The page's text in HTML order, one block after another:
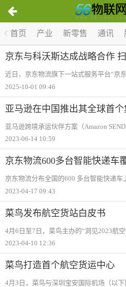
首页 产业 新零售 通讯
京东与科沃斯达成战略合作
体！
近日，京东物流旗下一站式服务平台“京
合作，在扫地机器人领域率先推出“送装
2025-10-01 09:46
亚马逊在中国推出其全球首
流解决方案
亚马逊跨境承运伙伴方案（Amazon
是亚马逊推出的全球首个集成第三方跨境
式，并面向中国、
2023-06-14 10:59
京东物流600多台智能快递车
京东物流分布全国的600 多台智能快递
化实现“揽派一体“的功能型无人车。京东
可用的
2023-04-17 09:43
菜鸟发布航空货站白皮书
4月6日至7日，菜鸟主办的“洞见2023航
巴巴西溪园区举行。来自航空物流领域的
眼货
2023-04-10 12:36
菜鸟打造首个航空货运中心
4月3日，菜鸟与深圳宝安国际机场（以下